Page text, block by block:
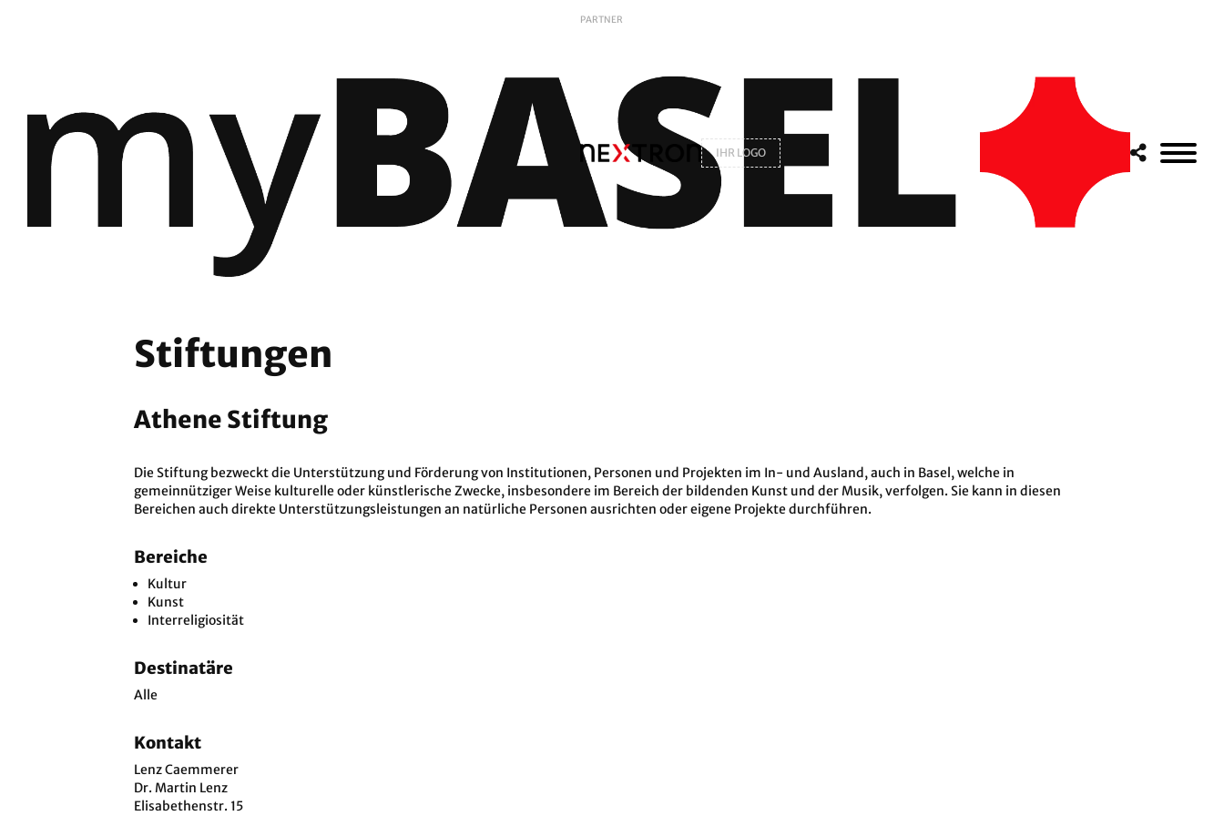
PARTNER
IHR LOGO
Stiftungen
Athene Stiftung
Die Stiftung bezweckt die Unterstützung und Förderung von Institutionen, Personen und Projekten im In- und Ausland, auch in Basel, welche in
gemeinnütziger Weise kulturelle oder künstlerische Zwecke, insbesondere im Bereich der bildenden Kunst und der Musik, verfolgen. Sie kann in diesen
Bereichen auch direkte Unterstützungsleistungen an natürliche Personen ausrichten oder eigene Projekte durchführen.
Bereiche
Kultur
Kunst
Interreligiosität
Destinatäre
Alle
Kontakt
Lenz Caemmerer
Dr. Martin Lenz
Elisabethenstr. 15